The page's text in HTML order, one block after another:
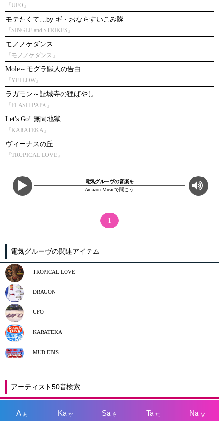
『UFO』
モテたくて…by ギ・おならすいこみ隊
『SINGLE and STRIKES』
モノノケダンス
『モノノケダンス』
Mole～モグラ獣人の告白
『YELLOW』
ラガモン～証城寺の狸ばやし
『FLASH PAPA』
Let's Go! 無間地獄
『KARATEKA』
ヴィーナスの丘
『TROPICAL LOVE』
電気グルーヴの音楽を
Amazon Musicで聞こう
1
電気グルーヴの関連アイテム
TROPICAL LOVE
DRAGON
UFO
KARATEKA
MUD EBIS
アーティスト50音検索
A あ Kaか Sa さ Taた Na な